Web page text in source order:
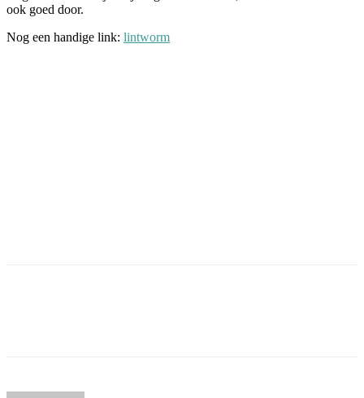
ook goed door.
Nog een handige link: lintworm